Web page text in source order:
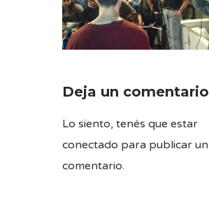
Deja un comentario
Lo siento, tenés que estar
conectado para publicar un
comentario.